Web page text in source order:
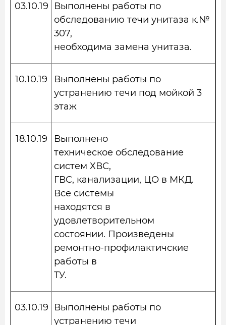
03.10.19
Выполнены работы по
обследованию течи унитаза к.№
307,
необходима замена унитаза.
10.10.19
Выполнены работы по
устранению течи под мойкой 3
этаж
18.10.19
Выполнено
техническое обследование
систем ХВС,
ГВС, канализации, ЦО в МКД.
Все системы
находятся в
удовлетворительном
состоянии. Произведены
ремонтно-профилактичские
работы в
ТУ.
03.10.19
Выполнены работы по
устранению течи